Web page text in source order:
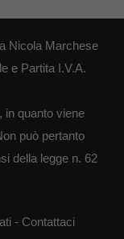
Nicola Marchese
e Partita I.V.A.
in quanto viene
può pertanto
della legge n. 62
- Contattaci